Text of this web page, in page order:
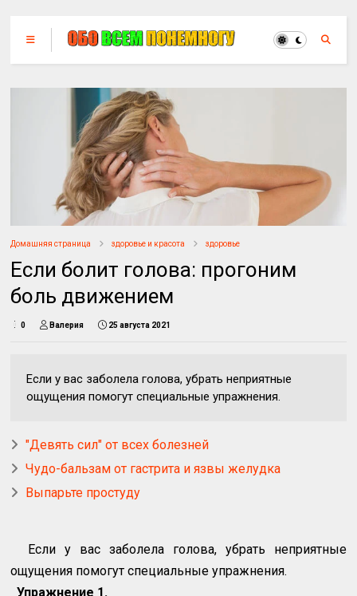
Домашняя страница здоровье и красота здоровье
Если болит голова: прогоним
боль движением
0 Валерия 25 августа 2021
Если у вас заболела голова, убрать неприятные
ощущения помогут специальные упражнения.
"Девять сил" от всех болезней
Чудо-бальзам от гастрита и язвы желудка
Выпарьте простуду
Если у вас заболела голова, убрать неприятные
ощущения помогут специальные упражнения.
Упражнение 1.